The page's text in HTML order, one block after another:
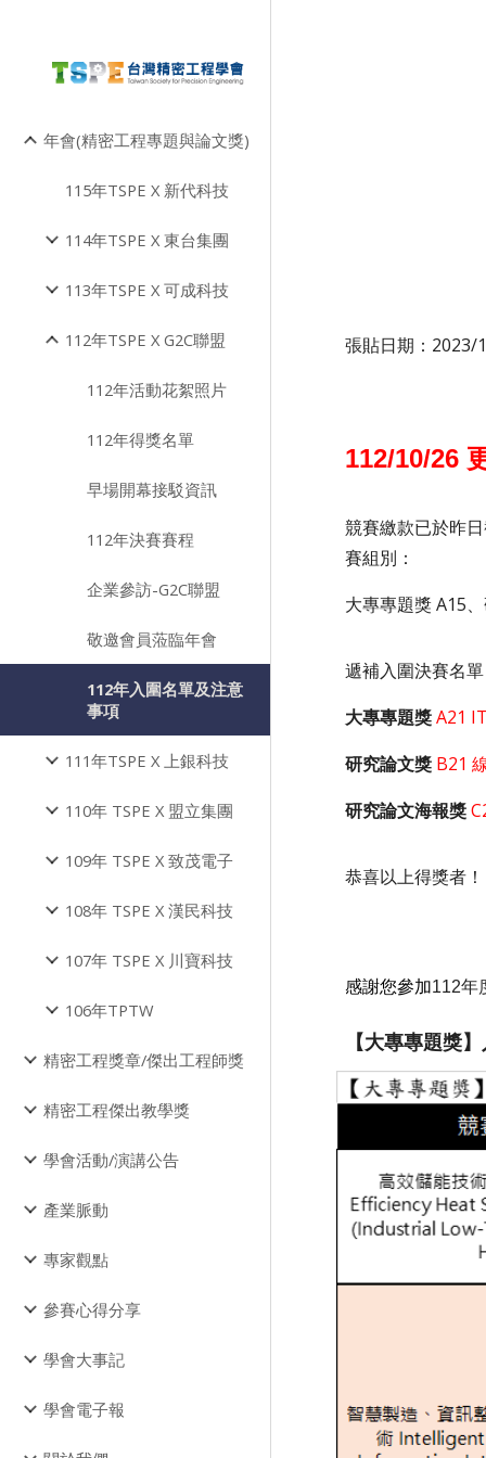
年會(精密工程專題與論文獎)
115年TSPE X 新代科技
114年TSPE X 東台集團
113年TSPE X 可成科技
112年TSPE X G2C聯盟
112年活動花絮照片
112年得獎名單
早場開幕接駁資訊
112年決賽賽程
企業參訪-G2C聯盟
敬邀會員蒞臨年會
112年入圍名單及注意
事項
111年TSPE X 上銀科技
110年 TSPE X 盟立集團
109年 TSPE X 致茂電子
108年 TSPE X 漢民科技
107年 TSPE X 川寶科技
106年TPTW
精密工程獎章/傑出工程師獎
精密工程傑出教學獎
學會活動/演講公告
產業脈動
專家觀點
參賽心得分享
學會大事記
學會電子報
張貼日期：2023/
112/10/26
競賽繳款已於昨
賽組別：
大專專題獎 A15
遞補入圍決賽名
大專專題獎 A21
研究論文獎 B21
研究論文海報獎
恭喜以上得獎者！
感謝您參加112年
【大專專題獎